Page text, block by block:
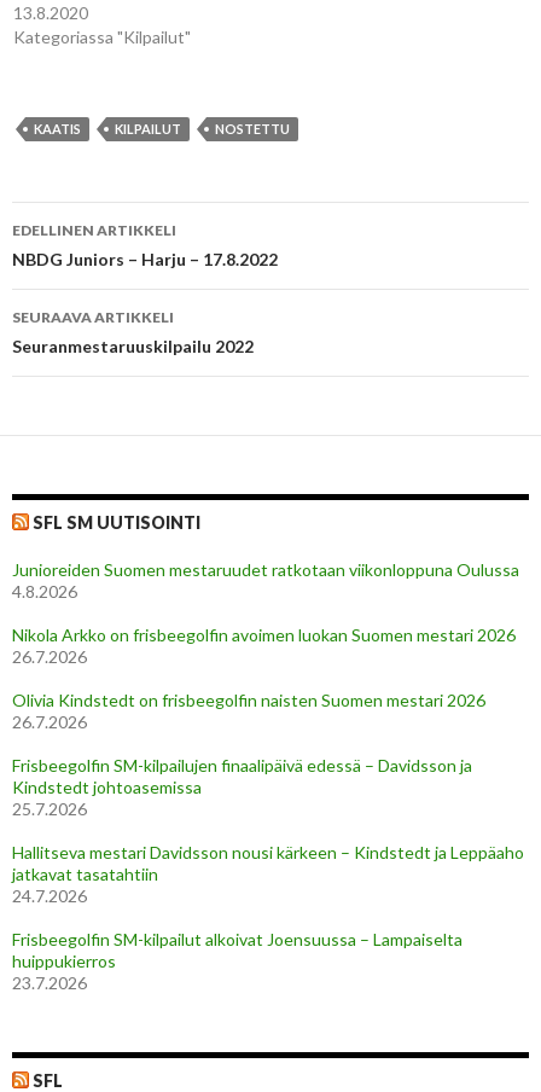
13.8.2020
Kategoriassa "Kilpailut"
KAATIS KILPAILUT NOSTETTU
Artikkelien
selaus
EDELLINEN ARTIKKELI
NBDG Juniors – Harju – 17.8.2022
SEURAAVA ARTIKKELI
Seuranmestaruuskilpailu 2022
SFL SM UUTISOINTI
Junioreiden Suomen mestaruudet ratkotaan viikonloppuna Oulussa
4.8.2026
Nikola Arkko on frisbeegolfin avoimen luokan Suomen mestari 2026
26.7.2026
Olivia Kindstedt on frisbeegolfin naisten Suomen mestari 2026
26.7.2026
Frisbeegolfin SM-kilpailujen finaalipäivä edessä – Davidsson ja
Kindstedt johtoasemissa
25.7.2026
Hallitseva mestari Davidsson nousi kärkeen – Kindstedt ja Leppäaho
jatkavat tasatahtiin
24.7.2026
Frisbeegolfin SM-kilpailut alkoivat Joensuussa – Lampaiselta
huippukierros
23.7.2026
SFL